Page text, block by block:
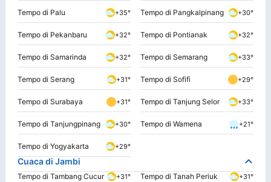
Tempo di Palu +35° Tempo di Pangkalpinang +30°
Tempo di Pekanbaru +32° Tempo di Pontianak +32°
Tempo di Samarinda +32° Tempo di Semarang +33°
Tempo di Serang +31° Tempo di Sofifi +29°
Tempo di Surabaya +31° Tempo di Tanjung Selor +33°
Tempo di Tanjungpinang +30° Tempo di Wamena +21°
Tempo di Yogyakarta +29°
Cuaca di Jambi
Tempo di Tambang Cucur +31° Tempo di Tanah Periuk +31°